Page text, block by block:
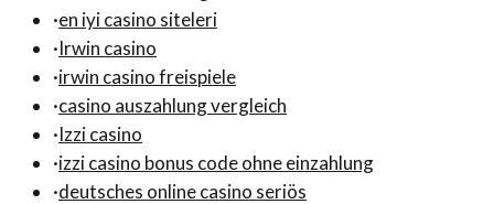
·en iyi casino siteleri
·Irwin casino
·irwin casino freispiele
·casino auszahlung vergleich
·Izzi casino
·izzi casino bonus code ohne einzahlung
·deutsches online casino seriös